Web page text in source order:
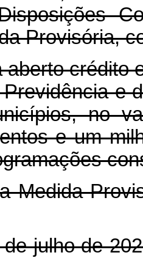
Provisória,
crédito
e
no
e um
Medida
julho de